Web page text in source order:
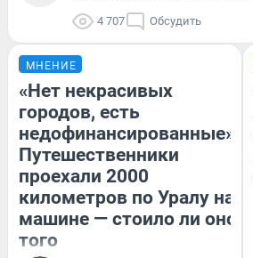
4 707 Обсудить
МНЕНИЕ
«Нет некрасивых
городов, есть
недофинансированные».
Путешественники
проехали 2000
километров по Уралу на
машине — стоило ли оно
того